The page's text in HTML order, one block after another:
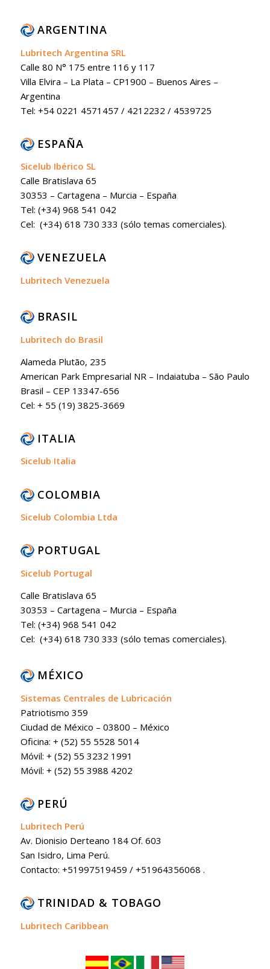
ARGENTINA
Lubritech Argentina SRL
Calle 80 N° 175 entre 116 y 117
Villa Elvira – La Plata – CP1900 – Buenos Aires –
Argentina
Tel: +54 0221 4571457 / 4212232 / 4539725
ESPAÑA
Sicelub Ibérico SL
Calle Bratislava 65
30353 – Cartagena – Murcia – España
Tel: (+34) 968 541 042
Cel: (+34) 618 730 333 (sólo temas comerciales).
VENEZUELA
Lubritech Venezuela
BRASIL
Lubritech do Brasil
Alameda Plutão, 235
American Park Empresarial NR – Indaiatuba – São Paulo
Brasil – CEP 13347-656
Cel: + 55 (19) 3825-3669
ITALIA
Sicelub Italia
COLOMBIA
Sicelub Colombia Ltda
PORTUGAL
Sicelub Portugal
Calle Bratislava 65
30353 – Cartagena – Murcia – España
Tel: (+34) 968 541 042
Cel: (+34) 618 730 333 (sólo temas comerciales).
MÉXICO
Sistemas Centrales de Lubricación
Patriotismo 359
Ciudad de México – 03800 – México
Oficina: + (52) 55 5528 5014
Móvil: + (52) 55 3232 1991
Móvil: + (52) 55 3988 4202
PERÚ
Lubritech Perú
Av. Dionisio Derteano 184 Of. 603
San Isidro, Lima Perú.
Contacto: +51997519459 / +51964356068 .
TRINIDAD & TOBAGO
Lubritech Caribbean